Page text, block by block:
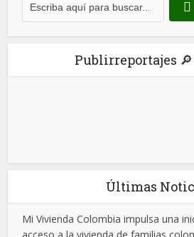
Publirreportajes
Últimas
Mi Vivienda Colombia impulsa una